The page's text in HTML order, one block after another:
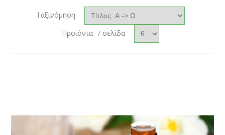
Ταξινόμηση
Προϊόντα / σελίδα